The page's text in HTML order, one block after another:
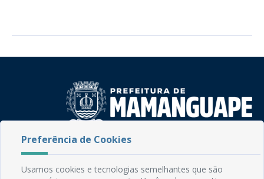
Rua do Imperador, 78, Centro
CEP: 58.280-000 - Mamanguape/PB
Fone: (83) 3292-2246
Preferência de Cookies
Usamos cookies e tecnologias semelhantes que são